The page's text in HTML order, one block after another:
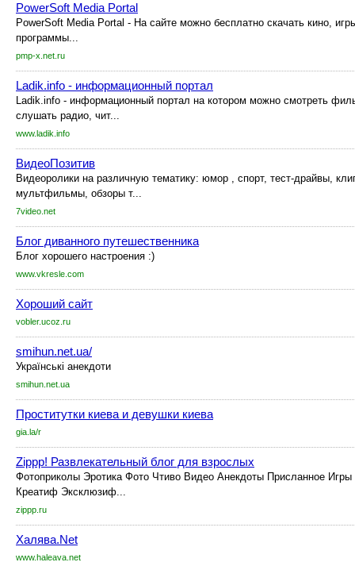
PowerSoft Media Portal
PowerSoft Media Portal - На сайте можно бесплатно скачать кино,
программы...
pmp-x.net.ru
Ladik.info - информационный портал
Ladik.info - информационный портал на котором можно смотреть
слушать радио, чит...
www.ladik.info
ВидеоПозитив
Видеоролики на различную тематику: юмор , спорт, тест-драйвы,
мультфильмы, обзоры т...
7video.net
Блог диванного путешественника
Блог хорошего настроения :)
www.vkresle.com
Хороший сайт
vobler.ucoz.ru
smihun.net.ua/
Українські анекдоти
smihun.net.ua
Проститутки киева и девушки киева
gia.la/r
Zippp! Развлекательный блог для взрослых
Фотоприколы Эротика Фото Чтиво Видео Анекдоты Присланное
Креатиф Эксклюзиф...
zippp.ru
Халява.Net
www.haleava.net